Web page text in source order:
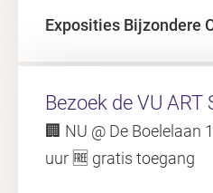
Exposities Bijzondere
Bezoek de VU ART
🏢 NU @ De Boelelaan
uur 🆓 gratis toegang